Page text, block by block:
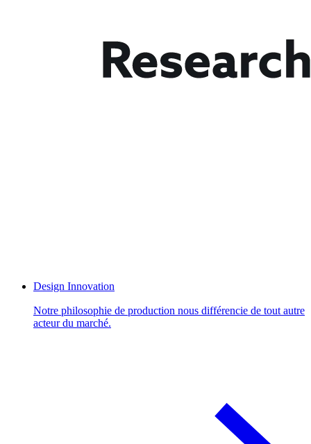
Design Innovation
Notre philosophie de production nous différencie de tout autre
acteur du marché.